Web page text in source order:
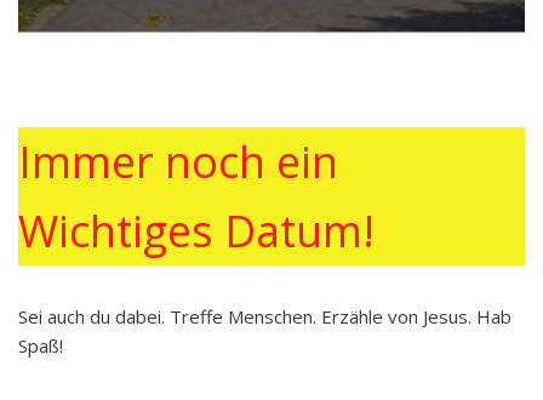
Immer noch ein
Wichtiges Datum!
Sei auch du dabei. Treffe Menschen. Erzähle von Jesus. Hab
Spaß!